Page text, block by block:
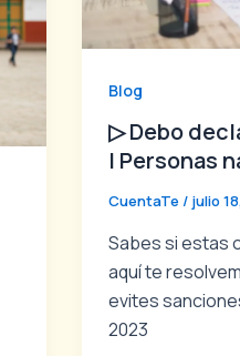
Blog
▷ Debo
| Personas
CuentaTe / julio
Sabes si estas
aquí te
evites
2023